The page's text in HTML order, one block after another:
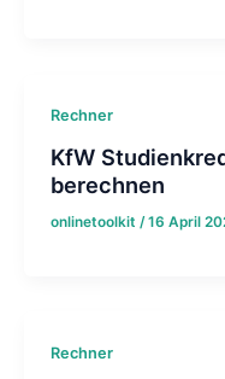
Rechner
KfW
berechnen
onlinetoolkit /16 April
Rechner